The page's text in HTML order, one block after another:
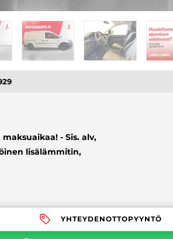
- Sis. alv,
lisälämmitin,
YHTEYDENOTTOPYYNTÖ